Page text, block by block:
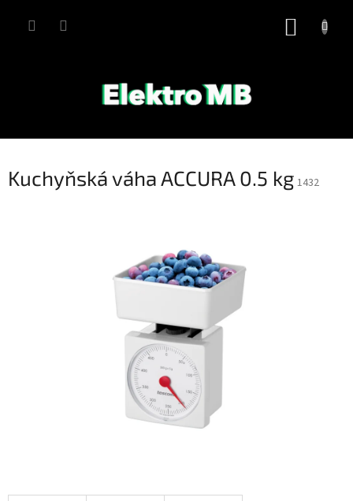
Kuchyňská váha ACCURA 0.5 kg 1432